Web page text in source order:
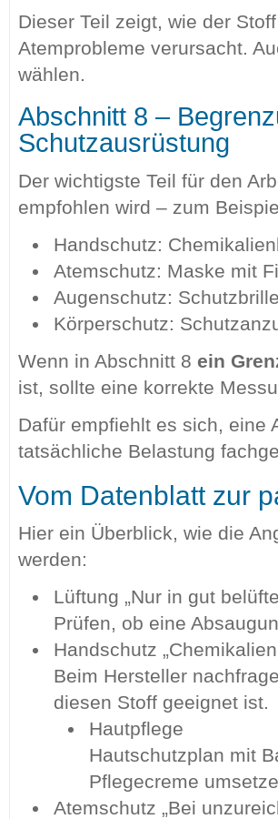
Dieser Teil zeigt, wie der
Atemprobleme verursacht.
wählen.
Abschnitt 8 –
Schutzausrüstung
Der wichtigste Teil für den
empfohlen wird – zum
Handschutz:
Atemschutz: Maske mit
Augenschutz:
Körperschutz:
Wenn in Abschnitt 8 ein
ist, sollte eine korrekte
Dafür empfiehlt es sich, eine
tatsächliche Belastung
Vom Datenblatt zur
Hier ein Überblick, wie die
werden:
Lüftung „Nur in gut
Prüfen, ob eine
Handschutz
Beim Hersteller
diesen Stoff geeignet ist.
Hautpflege
Hautschutzplan mit
Pflegecreme
Atemschutz „Bei